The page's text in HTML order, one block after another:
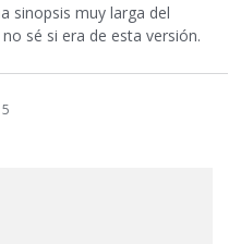
sinopsis muy larga del
sé si era de esta versión.